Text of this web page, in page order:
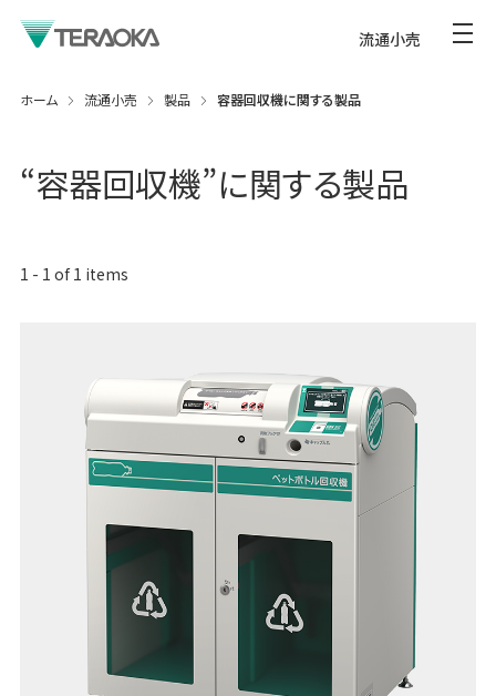
流通小売
ホーム 流通小売 製品 容器回収機に関する製品
“容器回収機”に関する製品
1 - 1 of1 items